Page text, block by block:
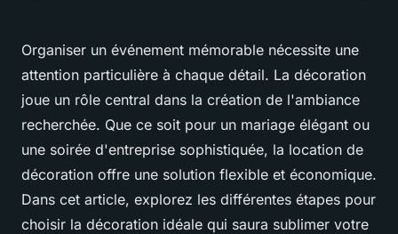
Organiser un événement mémorable nécessite une
attention particulière à chaque détail. La décoration
joue un rôle central dans la création de l'ambiance
recherchée. Que ce soit pour un mariage élégant ou
une soirée d'entreprise sophistiquée, la location de
décoration offre une solution flexible et économique.
Dans cet article, explorez les différentes étapes pour
choisir la décoration idéale qui saura sublimer votre